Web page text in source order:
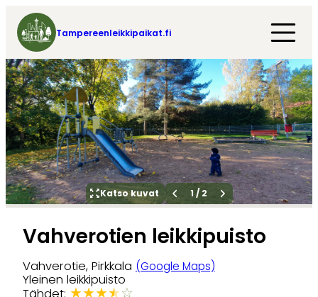
Tampereenleikkipaikat.fi
Katso kuvat 1/ 2
Vahverotien leikkipuisto
Vahverotie, Pirkkala (Google Maps)
Yleinen leikkipuisto
Tähdet: ★★★★☆